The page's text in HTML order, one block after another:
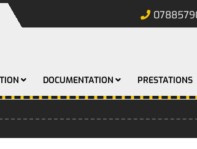
DOCUMENTATION PRESTATIONS